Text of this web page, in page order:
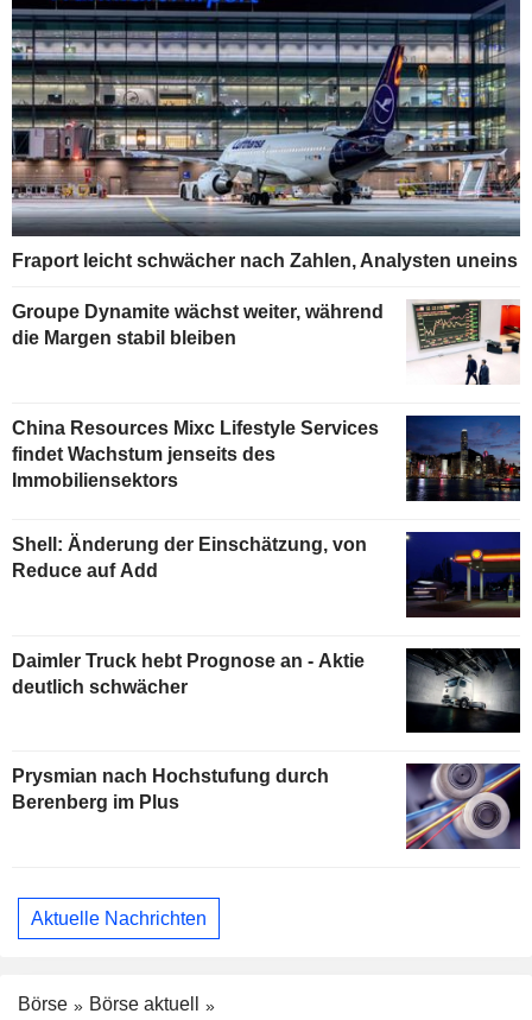
Fraport leicht schwächer nach Zahlen, Analysten uneins
Groupe Dynamite wächst weiter, während
die Margen stabil bleiben
China Resources Mixc Lifestyle Services
findet Wachstum jenseits des
Immobiliensektors
Shell: Änderung der Einschätzung, von
Reduce auf Add
Daimler Truck hebt Prognose an - Aktie
deutlich schwächer
Prysmian nach Hochstufung durch
Berenberg im Plus
Aktuelle Nachrichten
Börse
Börse aktuell